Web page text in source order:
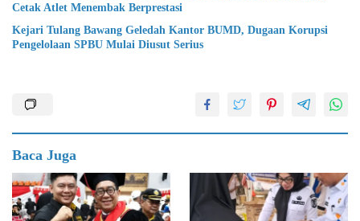
Cetak Atlet Menembak Berprestasi
Kejari Tulang Bawang Geledah Kantor BUMD, Dugaan Korupsi
Pengelolaan SPBU Mulai Diusut Serius
Baca Juga